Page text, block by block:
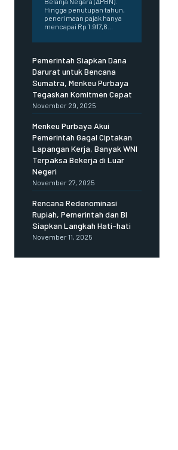
Hingga penutupan tahun,
penerimaan pajak hanya
mencapai Rp 1.917,6...
Pemerintah Siapkan Dana
Darurat untuk Bencana
Sumatra, Menkeu Purbaya
Tegaskan Komitmen Cepat
November 29, 2025
Menkeu Purbaya Akui
Pemerintah Gagal Ciptakan
Lapangan Kerja, Banyak WNI
Terpaksa Bekerja di Luar
Negeri
November 27, 2025
Rencana Redenominasi
Rupiah, Pemerintah dan BI
Siapkan Langkah Hati-hati
November 11, 2025